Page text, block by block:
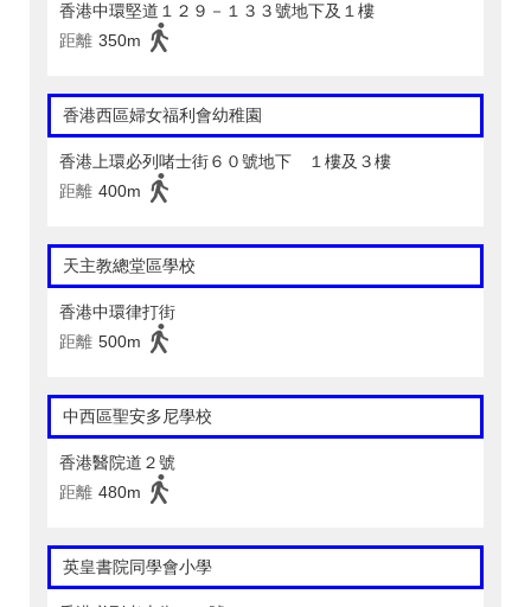
香港中環堅道１２９－１３３號地下及１樓
距離 350m
香港西區婦女福利會幼稚園
香港上環必列啫士街６０號地下 １樓及３樓
距離 400m
天主教總堂區學校
香港中環律打街
距離 500m
中西區聖安多尼學校
香港醫院道２號
距離 480m
英皇書院同學會小學